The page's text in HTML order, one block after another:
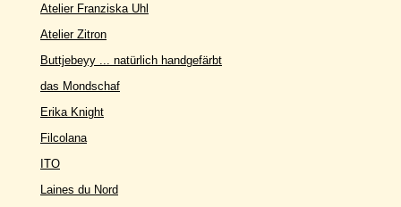
Atelier Franziska Uhl
Atelier Zitron
Buttjebeyy ... natürlich handgefärbt
das Mondschaf
Erika Knight
Filcolana
ITO
Laines du Nord